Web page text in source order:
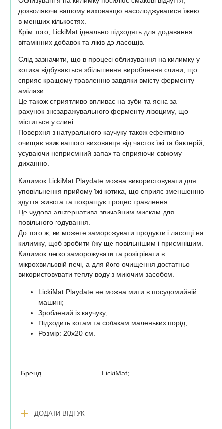
дозволяючи вашому вихованцю насолоджуватися їжею
в менших кількостях.
Крім того, LickiMat ідеально підходять для додавання
вітамінних добавок та ліків до ласощів.
Слід зазначити, що в процесі облизування на килимку у
котика відбувається збільшення вироблення слини, що
сприяє кращому травленню завдяки вмісту ферменту
амілази.
Це також сприятливо впливає на зуби та ясна за
рахунок знезаражувального ферменту лізоциму, що
міститься у слині.
Поверхня з натурального каучуку також ефективно
очищає язик вашого вихованця від часток їжі та бактерій,
усуваючи неприємний запах та сприяючи свіжому
диханню.
Килимок LickiMat Playdate можна використовувати для
уповільнення прийому їжі котика, що сприяє зменшенню
здуття живота та покращує процес травлення.
Це чудова альтернатива звичайним мискам для
повільного годування.
До того ж, ви можете заморожувати продукти і ласощі на
килимку, щоб зробити їжу ще повільнішим і приємнішим.
Килимок легко заморожувати та розігрівати в
мікрохвильовій печі, а для його очищення достатньо
використовувати теплу воду з миючим засобом.
LickiMat Playdate не можна мити в посудомийній
машині;
Зроблений із каучуку;
Підходить котам та собакам маленьких порід;
Розмір: 20х20 см.
Бренд LickiMat;
add ДОДАТИ ВІДГУК